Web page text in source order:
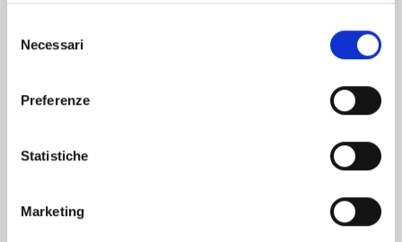
delNecessari
Preferenze
Statistiche
Marketing